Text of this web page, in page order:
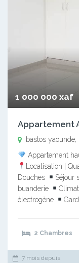
1 000 000 xaf
Appartement
bastos yaounde,
Appartement
Localisation |
Douches
Séjour
buanderie
électrogène
2 Chambres
7 mois depuis